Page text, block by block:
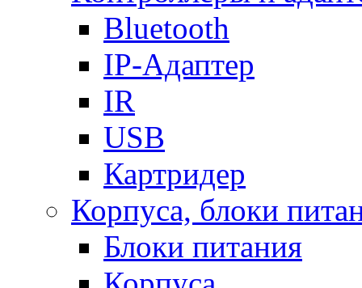
Bluetooth
IP-Адаптер
IR
USB
Картридер
Корпуса, блоки
Блоки питания